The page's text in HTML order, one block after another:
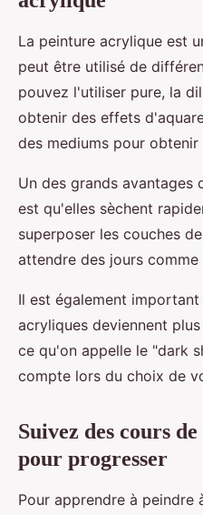
La peinture acrylique est
peut être utilisé de
pouvez l'utiliser pure, la
obtenir des effets
des mediums pour
Un des grands avantages
est qu'elles sèchent
superposer les couches
attendre des jours
Il est également
acryliques deviennent
ce qu'on appelle le "dark
compte lors du choix de
Suivez des cours
pour progresser
Pour apprendre à peindre